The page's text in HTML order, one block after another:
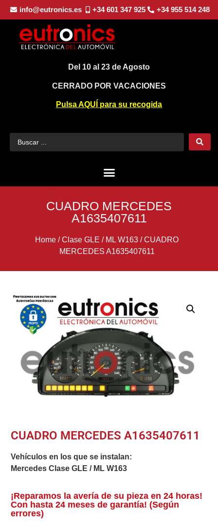
info@eutronics.es +34 601 347 925 +34 955 514 248
Del 10 al 23 de Agosto
CERRADO POR VACACIONES
Pulsa AQUÍ para su recogida
CUADRO MERCEDES
A1635407611
Home /Clase GLE / ML W163 /CUADRO
MERCEDES A1635407611
CUADRO MERCEDES A1635407611
Vehículos en los que se instalan:
Mercedes Clase GLE / ML W163
¡Reparamos la avería de su pieza en 24 horas!
Con hasta 24 meses de garantía! (Según
errores)